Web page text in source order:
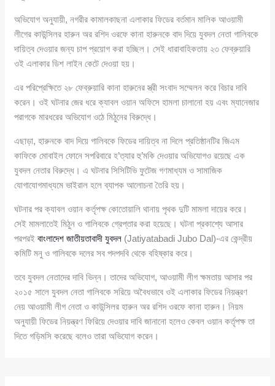
অভিযোগ অনুযায়ী, নগরীর কামালকাছনা এলাকার ফিডের বর্তমান মালিক আওয়ামী
লীগের কাউন্সিলর হারুন অর রশিদ ওরফে কানা হারুনকে বাদ দিয়ে যুবদল নেতা গালিবকে
দায়িত্ব দেওয়ার জন্য চাপ প্রয়োগ করা হচ্ছিল। সেই ধারাবাহিকতায় ২৩ ফেব্রুয়ারি
ওই এলাকার ডিশ লাইন কেটে দেওয়া হয়।
এর পরিপ্রেক্ষিতে ২৮ ফেব্রুয়ারি কানা হারুনের স্ত্রী সংবাদ সম্মেলন করে বিচার দাবি
করেন। ওই ঘটনার জের ধরে ক্যাবল ওয়ান অফিসে হামলা চালানো হয় এবং ম্যানেজার
পরাগকে মারধরের অভিযোগ ওঠে মিঠুনের বিরুদ্ধে।
এছাড়া, হারুনকে বাদ দিয়ে গালিবকে ফিডের দায়িত্ব না দিলে প্রতিষ্ঠানটির জিএম
কাফিকে মোবাইল ফোনে সপরিবারে হ’ত্যার হু’মকি দেওয়ার অভিযোগও রয়েছে এক
যুবদল নেতার বিরুদ্ধে। এ ঘটনার সিসিটিভি ফুটেজ গণমাধ্যম ও সামাজিক
যোগাযোগমাধ্যমে ভাইরাল হলে ব্যাপক আলোচনা তৈরি হয়।
ঘটনার পর ক্যাবল ওয়ান কর্তৃপক্ষ কোতোয়ালি থানায় পৃথক দুটি মামলা দায়ের করে।
সেই মামলাতেই মিঠুন ও গালিবকে গ্রেপ্তার করা হয়েছে। ঘটনা প্রকাশ্যে আসার
পরপরইবাংলাদেশ জাতীয়তাবাদী যুবদল (Jatiyatabadi Jubo Dal)-এর কেন্দ্রীয়
কমিটি মনু ও গালিবকে দলের সব পদপদবি থেকে বহিষ্কার করে।
তবে যুবদল নেতাদের দাবি ভিন্ন। তাদের অভিযোগ, আওয়ামী লীগ ক্ষমতায় আসার পর
২০১৫ সালে যুবদল নেতা গালিবকে সরিয়ে অবৈধভাবে ওই এলাকার ফিডের নিয়ন্ত্রণ
নেয় আওয়ামী লীগ নেতা ও কাউন্সিলর হারুন অর রশিদ ওরফে কানা হারুন। নিয়ম
অনুযায়ী ফিডের নিয়ন্ত্রণ ফিরিয়ে দেওয়ার দাবি জানানো হলেও কেবল ওয়ান কর্তৃপক্ষ তা
দিতে গড়িমসি করেছে বলেও তারা অভিযোগ করেন।